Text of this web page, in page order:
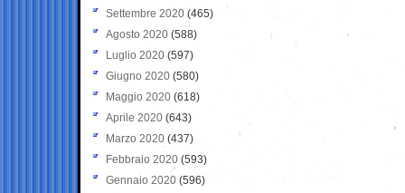
Settembre 2020(465)
Agosto 2020 (588)
Luglio 2020 (597)
Giugno 2020 (580)
Maggio 2020 (618)
Aprile 2020 (643)
Marzo 2020 (437)
Febbraio 2020 (593)
Gennaio 2020 (596)